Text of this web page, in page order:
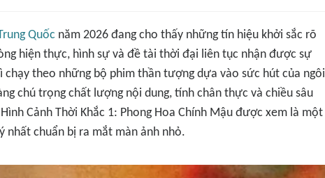
Quốc năm 2026 đang cho thấy những tín hiệu khởi sắc rõ
hiện thực, hình sự và đề tài thời đại liên tục nhận được sự
chạy theo những bộ phim thần tượng dựa vào sức hút của ngôi
chú trọng chất lượng nội dung, tính chân thực và chiều sâu
Hình Cảnh Thời Khắc 1: Phong Hoa Chính Mậu được xem là một
nhất chuẩn bị ra mắt màn ảnh nhỏ.